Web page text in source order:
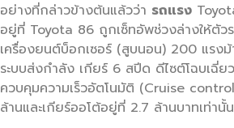
อย่างที่กล่าวข้างต้นแล้วว่า รถแรง
อยู่ที่ Toyota 86 ถูกเซ็ทอัพช่วงล่างให้ตัว
เครื่องยนต์บ็อกเซอร์ (สูบนอน) 200 แรง
ระบบส่งกำลัง เกียร์ 6 สปีด ดีไซต์โฉบเฉี่ย
ควบคุมความเร็วอัตโนมัติ (Cruise
ล้านและเกียร์ออโต้อยู่ที่ 2.7 ล้านบาทเท่านั้